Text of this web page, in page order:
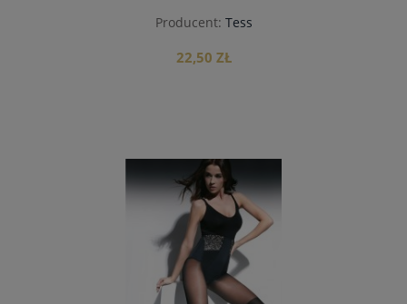
Producent: Tess
22,50 ZŁ
do koszyka